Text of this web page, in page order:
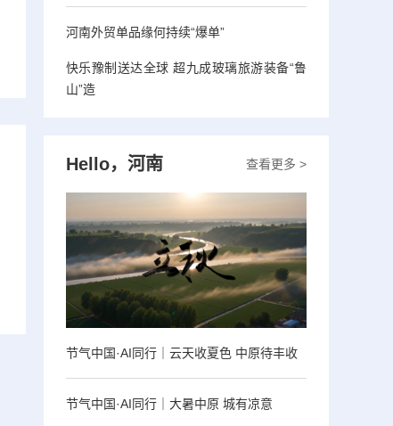
河南外贸单品缘何持续“爆单”
快乐豫制送达全球 超九成玻璃旅游装备“鲁
山”造
查看更多 >
Hello，河南
节气中国·AI同行｜云天收夏色 中原待丰收
节气中国·AI同行｜大暑中原 城有凉意